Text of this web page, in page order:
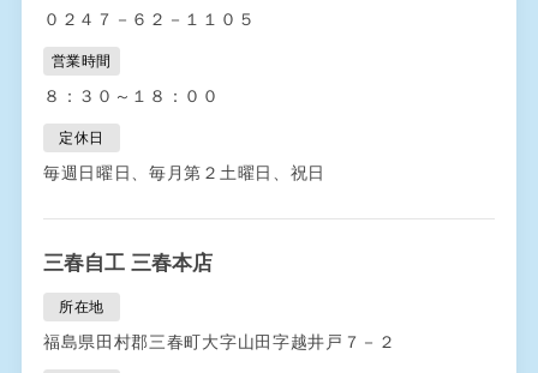
０２４７－６２－１１０５
営業時間
８：３０～１８：００
定休日
毎週日曜日、毎月第２土曜日、祝日
三春自工 三春本店
所在地
福島県田村郡三春町大字山田字越井戸７－２